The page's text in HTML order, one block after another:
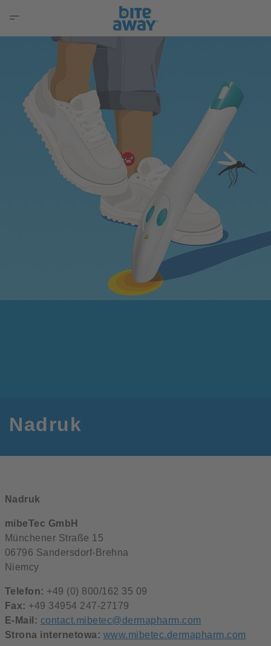
Nadruk
Nadruk
mibeTec GmbH
Münchener Straße 15
06796 Sandersdorf-Brehna
Niemcy
Telefon: +49 (0) 800/162 35 09
Fax: +49 34954 247-27179
E-Mail: contact.mibetec@dermapharm.com
Strona internetowa: www.mibetec.dermapharm.com